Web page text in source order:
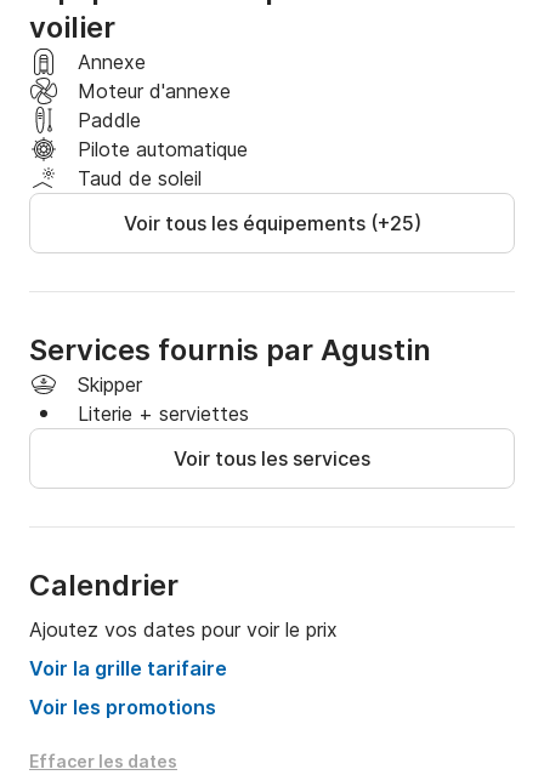
-Ménage final 100 € pour les nuitées.
-Serviettes, draps et gaz : 100 € pour les nuitées.
-Nourriture et boissons
voilier
Annexe
Moteur d'annexe
Paddle
Pilote automatique
Taud de soleil
Voir tous les équipements (+25)
Services fournis par Agustin
Skipper
Literie + serviettes
Voir tous les services
Calendrier
Ajoutez vos dates pour voir le prix
Voir la grille tarifaire
Voir les promotions
Effacer les dates